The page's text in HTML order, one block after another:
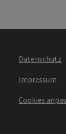
Datenschutz
Impressum
Cookies